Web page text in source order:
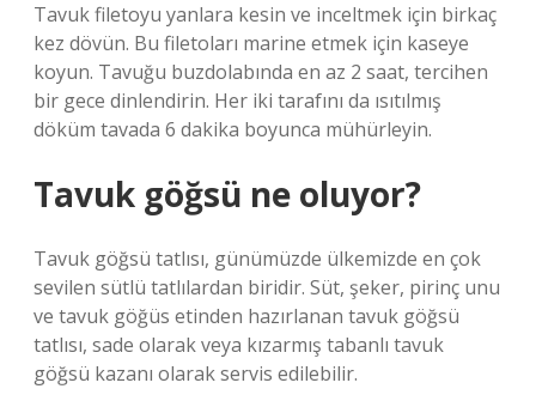
Tavuk filetoyu yanlara kesin ve inceltmek için birkaç
kez dövün. Bu filetoları marine etmek için kaseye
koyun. Tavuğu buzdolabında en az 2 saat, tercihen
bir gece dinlendirin. Her iki tarafını da ısıtılmış
döküm tavada 6 dakika boyunca mühürleyin.
Tavuk göğsü ne oluyor?
Tavuk göğsü tatlısı, günümüzde ülkemizde en çok
sevilen sütlü tatlılardan biridir. Süt, şeker, pirinç unu
ve tavuk göğüs etinden hazırlanan tavuk göğsü
tatlısı, sade olarak veya kızarmış tabanlı tavuk
göğsü kazanı olarak servis edilebilir.